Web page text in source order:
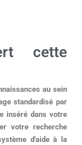
cette
au sein
standardisé par
inséré dans votre
votre recherche
d'aide à la